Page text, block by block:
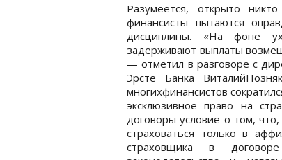
Разумеется, открыто
финансисты пытаются
дисциплины. «На фоне
задерживают выплаты
— отметил в разговоре с
Эрсте Банка
многихфинансистов
эксклюзивное право на
договоры условие о том,
страховаться только в
страховщика в